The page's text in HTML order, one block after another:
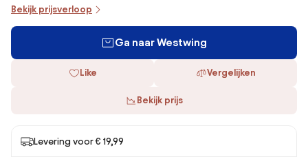
Bekijk prijsverloop
Ga naar Westwing
Like Vergelijken
Bekijk prijs
Levering voor € 19,99